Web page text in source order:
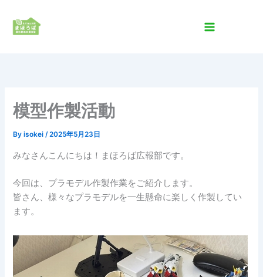
模型作製活動
Byisokei/2025年5月23日
みなさんこんにちは！まほろば広報部です。
今回は、プラモデル作製作業をご紹介します。
皆さん、様々なプラモデルを一生懸命に楽しく作製してい
ます。